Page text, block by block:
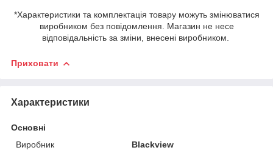
*Характеристики та комплектація товару можуть змінюватися
виробником без повідомлення. Магазин не несе
відповідальність за зміни, внесені виробником.
Приховати
Характеристики
Основні
Виробник
Blackview